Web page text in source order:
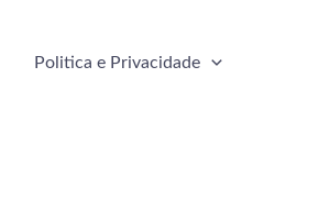
Politica e Privacidade